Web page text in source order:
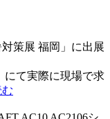
策展 福岡」に出展
にて実際に現場で求